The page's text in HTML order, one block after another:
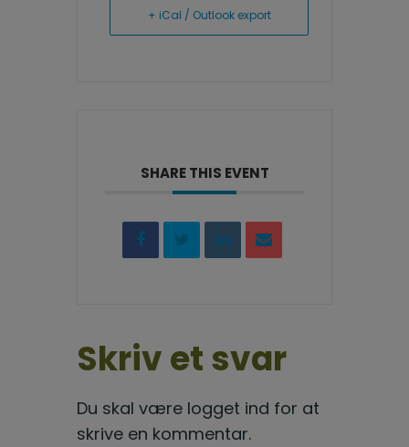
+ iCal / Outlook export
SHARE THIS EVENT
Skriv et svar
Du skal være logget ind for at
skrive en kommentar.